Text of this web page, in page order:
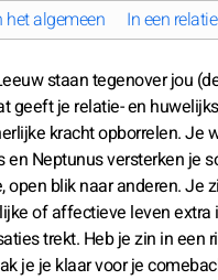
het algemeen In een relatie
staan tegenover jou
geeft je relatie- en
kracht opborrelen. Je
en Neptunus versterken je
open blik naar anderen. Je
of affectieve leven
trekt. Heb je zin in
je je klaar voor je